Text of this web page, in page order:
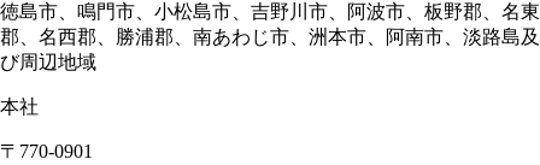
徳島市、鳴門市、小松島市、吉野川市、阿波市、板野郡、名東
郡、名西郡、勝浦郡、南あわじ市、洲本市、阿南市、淡路島及
び周辺地域
本社
〒770-0901